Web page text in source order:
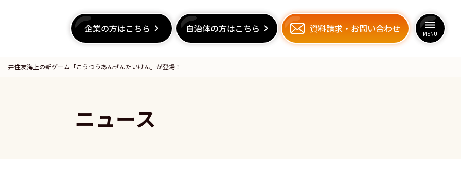
企業の方はこちら keyboard_arrow_right 自治体の方はこちら keyboard_arrow_right
企業の方はこちら keyboard_arrow_right 自治体の方はこちら keyboard_arrow_right 資料請求 ・ お問い合わせ dehaze
MENU
資料請求 ・ お問い合わせ dehaze
MENU
井住友海上の新ゲーム「こうつうあんぜんたいけん」が登場！
ニュース